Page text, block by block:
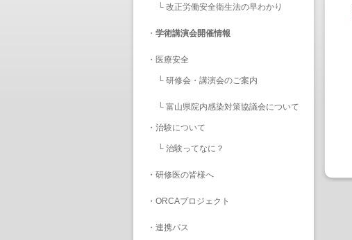
└ 改正労働安全衛生法の早わかり
・ 学術講演会開催情報
・ 医療安全
└ 研修会・講演会のご案内
└ 富山県院内感染対策協議会について
・ 治験について
└ 治験ってなに？
・ 研修医の皆様へ
・ ORCAプロジェクト
・ 連携パス